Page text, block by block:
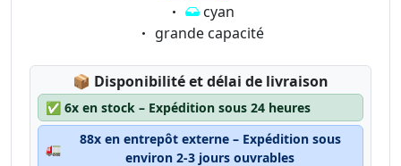
Eigenschaft:
cyan
Eigenschaft:
grande capacité
📦 Lagerstatus:
Disponibilité et délai de livraison
✅ 6x en stock – Expédition sous 24 heures
🚛
88x en entrepôt externe – Expédition sous
environ 2-3 jours ouvrables